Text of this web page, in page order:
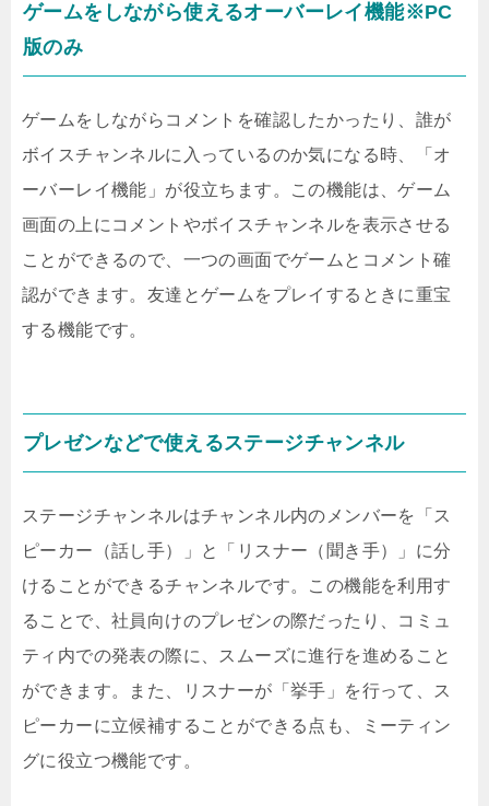
ゲームをしながら使えるオーバーレイ機能※PC
版のみ
ゲームをしながらコメントを確認したかったり、誰が
ボイスチャンネルに入っているのか気になる時、「オ
ーバーレイ機能」が役立ちます。この機能は、ゲーム
画面の上にコメントやボイスチャンネルを表示させる
ことができるので、一つの画面でゲームとコメント確
認ができます。友達とゲームをプレイするときに重宝
する機能です。
プレゼンなどで使えるステージチャンネル
ステージチャンネルはチャンネル内のメンバーを「ス
ピーカー（話し手）」と「リスナー（聞き手）」に分
けることができるチャンネルです。この機能を利用す
ることで、社員向けのプレゼンの際だったり、コミュ
ティ内での発表の際に、スムーズに進行を進めること
ができます。また、リスナーが「挙手」を行って、ス
ピーカーに立候補することができる点も、ミーティン
グに役立つ機能です。